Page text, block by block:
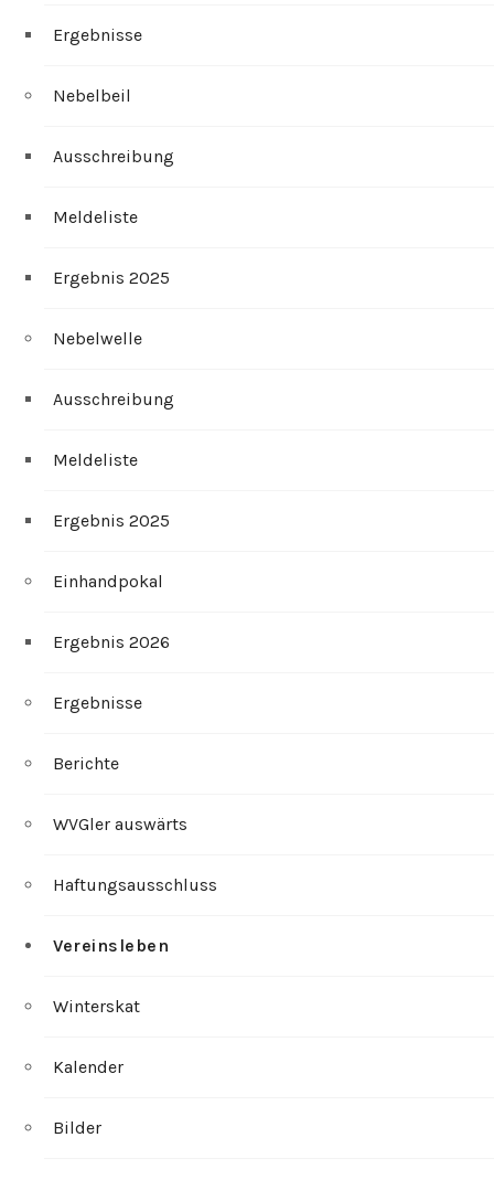
Ergebnisse
Nebelbeil
Ausschreibung
Meldeliste
Ergebnis 2025
Nebelwelle
Ausschreibung
Meldeliste
Ergebnis 2025
Einhandpokal
Ergebnis 2026
Ergebnisse
Berichte
WVGler auswärts
Haftungsausschluss
Vereinsleben
Winterskat
Kalender
Bilder